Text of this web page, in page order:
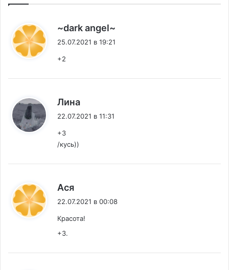
~dark angel~
25.07.2021 в 19:21
+2
Лина
22.07.2021 в 11:31
+3
/кусь))
Ася
22.07.2021 в 00:08
Красота!
+3.